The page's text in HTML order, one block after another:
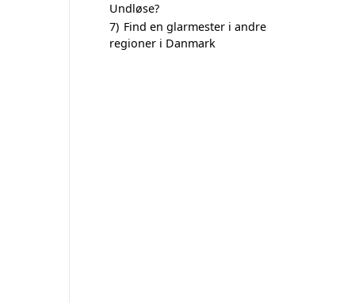
Undløse?
7) Find en glarmester i andre
regioner i Danmark